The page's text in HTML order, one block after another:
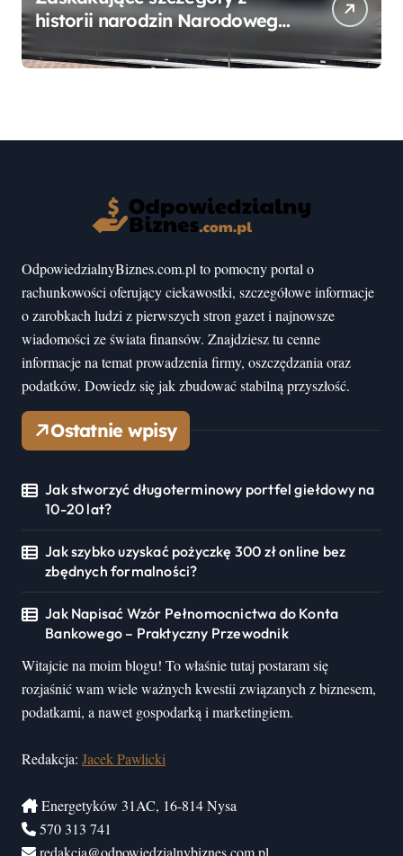
historii narodzin Narodowego
mogłeś nie wiedzieć
OdpowiedzialnyBiznes.com.pl to pomocny portal o
rachunkowości oferujący ciekawostki, szczegółowe informacje
o zarobkach ludzi z pierwszych stron gazet i najnowsze
wiadomości ze świata finansów. Znajdziesz tu cenne
informacje na temat prowadzenia firmy, oszczędzania oraz
podatków. Dowiedz się jak zbudować stabilną przyszłość.
Ostatnie wpisy
Jak stworzyć długoterminowy portfel giełdowy na
10-20 lat?
Jak szybko uzyskać pożyczkę 300 zł online bez
zbędnych formalności?
Jak Napisać Wzór Pełnomocnictwa do Konta
Bankowego – Praktyczny Przewodnik
Witajcie na moim blogu! To właśnie tutaj postaram się
rozjaśnić wam wiele ważnych kwestii związanych z biznesem,
podatkami, a nawet gospodarką i marketingiem.
Redakcja: Jacek Pawlicki
Energetyków 31AC, 16-814 Nysa
570 313 741
redakcja@odpowiedzialnybiznes.com.pl